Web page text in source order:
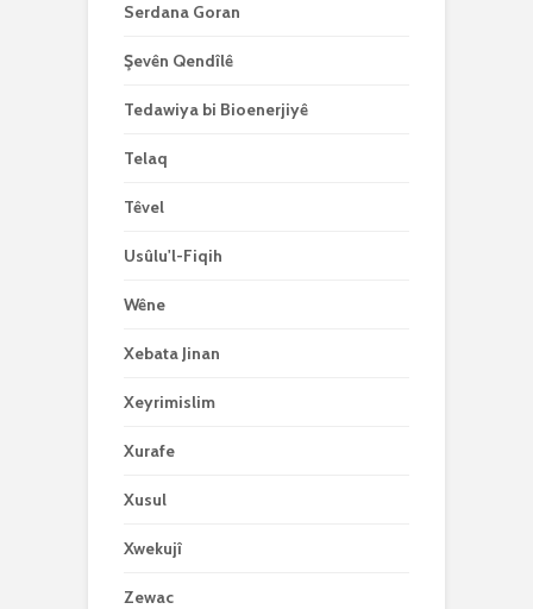
Serdana Goran
Şevên Qendîlê
Tedawiya bi Bioenerjiyê
Telaq
Têvel
Usûlu'l-Fiqih
Wêne
Xebata Jinan
Xeyrimislim
Xurafe
Xusul
Xwekujî
Zewac